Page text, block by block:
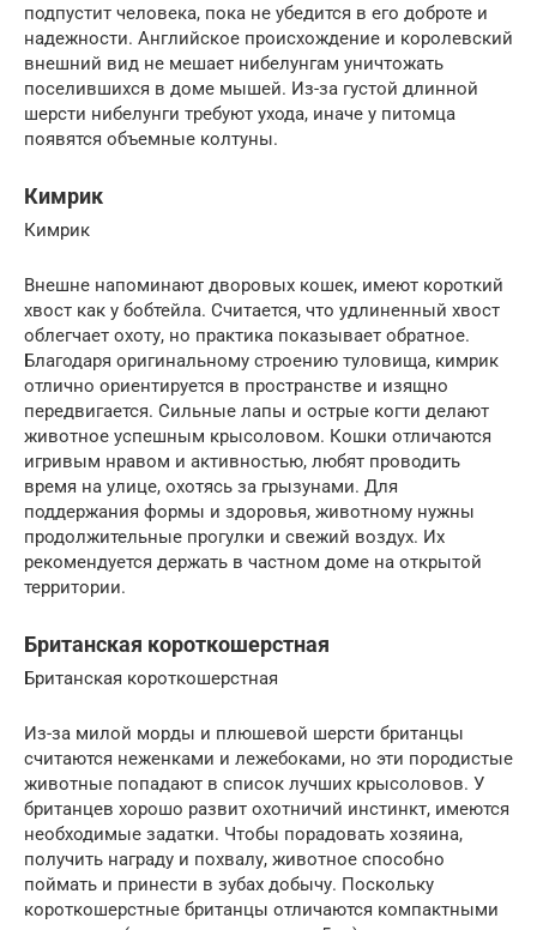
подпустит человека, пока не убедится в его доброте и
надежности. Английское происхождение и королевский
внешний вид не мешает нибелунгам уничтожать
поселившихся в доме мышей. Из-за густой длинной
шерсти нибелунги требуют ухода, иначе у питомца
появятся объемные колтуны.
Кимрик
Кимрик
Внешне напоминают дворовых кошек, имеют короткий
хвост как у бобтейла. Считается, что удлиненный хвост
облегчает охоту, но практика показывает обратное.
Благодаря оригинальному строению туловища, кимрик
отлично ориентируется в пространстве и изящно
передвигается. Сильные лапы и острые когти делают
животное успешным крысоловом. Кошки отличаются
игривым нравом и активностью, любят проводить
время на улице, охотясь за грызунами. Для
поддержания формы и здоровья, животному нужны
продолжительные прогулки и свежий воздух. Их
рекомендуется держать в частном доме на открытой
территории.
Британская короткошерстная
Британская короткошерстная
Из-за милой морды и плюшевой шерсти британцы
считаются неженками и лежебоками, но эти породистые
животные попадают в список лучших крысоловов. У
британцев хорошо развит охотничий инстинкт, имеются
необходимые задатки. Чтобы порадовать хозяина,
получить награду и похвалу, животное способно
поймать и принести в зубах добычу. Поскольку
короткошерстные британцы отличаются компактными